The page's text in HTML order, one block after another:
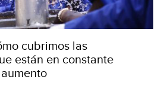
cubrimos las
están en constante